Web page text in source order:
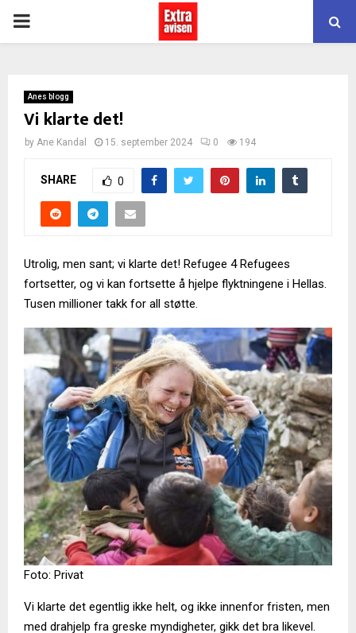
PRIMARY
Anes blogg
Vi klarte det!
by Ane Kandal 15. september 2024 0 194
SHARE 0
Utrolig, men sant; vi klarte det! Refugee 4 Refugees
fortsetter, og vi kan fortsette å hjelpe flyktningene i Hellas.
Tusen millioner takk for all støtte.
Foto: Privat
Vi klarte det egentlig ikke helt, og ikke innenfor fristen, men
med drahjelp fra greske myndigheter, gikk det bra likevel.